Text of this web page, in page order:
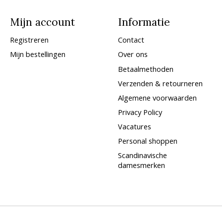
Mijn account
Registreren
Mijn bestellingen
Informatie
Contact
Over ons
Betaalmethoden
Verzenden & retourneren
Algemene voorwaarden
Privacy Policy
Vacatures
Personal shoppen
Scandinavische
damesmerken